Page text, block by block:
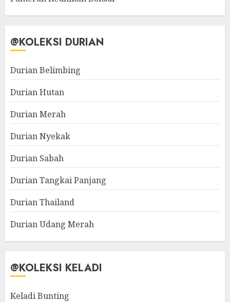
@KOLEKSI DURIAN
Durian Belimbing
Durian Hutan
Durian Merah
Durian Nyekak
Durian Sabah
Durian Tangkai Panjang
Durian Thailand
Durian Udang Merah
@KOLEKSI KELADI
Keladi Bunting